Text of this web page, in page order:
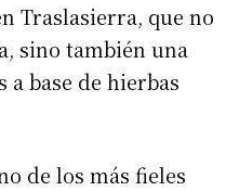
Traslasierra, que no
sino también una
base de hierbas
de los más fieles